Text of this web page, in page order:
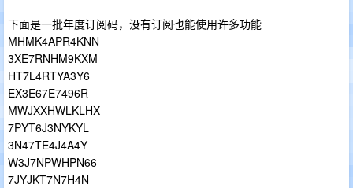
下面是一批年度订阅码，没有订阅也能使用许多功能
MHMK4APR4KNN
3XE7RNHM9KXM
HT7L4RTYA3Y6
EX3E67E7496R
MWJXXHWLKLHX
7PYT6J3NYKYL
3N47TE4J4A4Y
W3J7NPWHPN66
7JYJKT7N7H4N